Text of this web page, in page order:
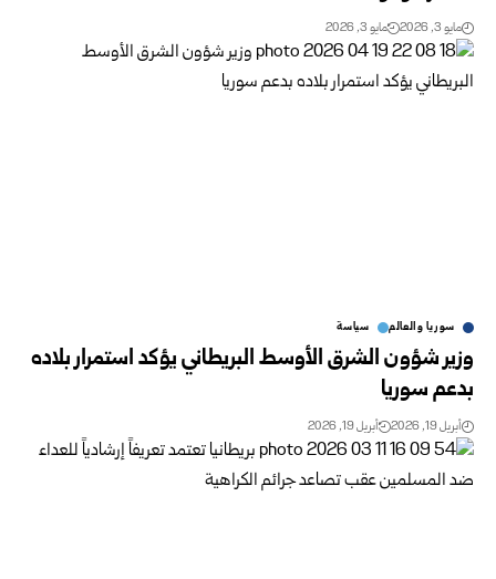
مايو 3, 2026 مايو 3, 2026
سوريا والعالم سياسة
وزير شؤون الشرق الأوسط البريطاني يؤكد استمرار بلاده
بدعم سوريا
أبريل 19, 2026 أبريل 19, 2026